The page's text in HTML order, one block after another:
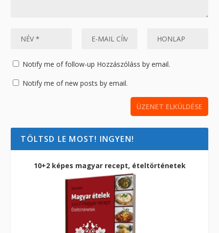
Notify me of follow-up Hozzászóláss by email.
Notify me of new posts by email.
TÖLTSD LE MOST! INGYEN!
10+2 képes magyar recept, ételtörténetek